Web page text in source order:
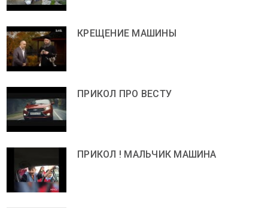
КРЕЩЕНИЕ МАШИНЫ
ПРИКОЛ ПРО ВЕСТУ
ПРИКОЛ ! МАЛЬЧИК МАШИНА